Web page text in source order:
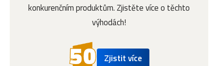
konkurenčním produktům. Zjistěte více o těchto
výhodách!
Zjistit více